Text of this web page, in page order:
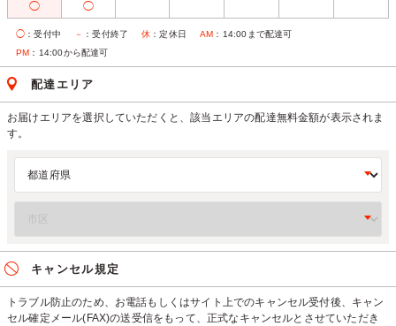
◯ ◯
◯ ：受付中 － ：受付終了 休 ：定休日 AM ：14:00まで配達可
PM ：14:00から配達可
配達エリア
お届けエリアを選択していただくと、該当エリアの配達無料金額が表示されま
す。
キャンセル規定
トラブル防止のため、お電話もしくはサイト上でのキャンセル受付後、キャン
セル確定メール(FAX)の送受信をもって、正式なキャンセルとさせていただき